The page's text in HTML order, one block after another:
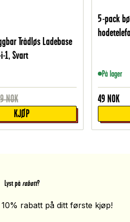
Trådløs Ladebase
1, Svart
NOK
KJØP
5-pack
På lager
49 NOK
Lyst på rabatt?
rabatt på ditt første kjøp!